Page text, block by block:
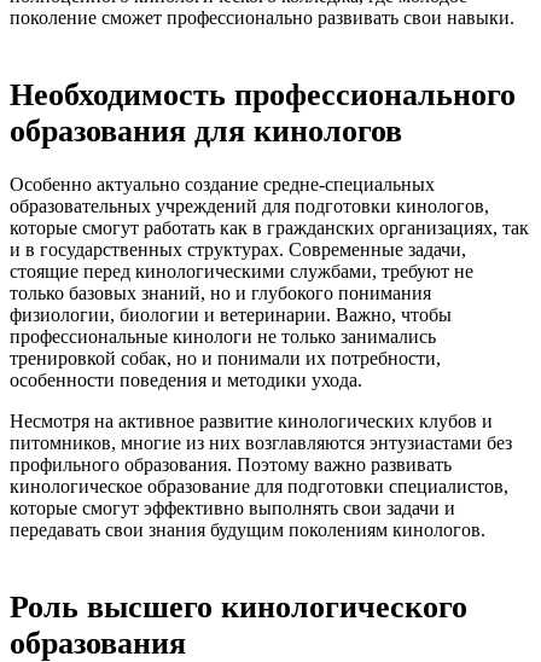
поколение сможет профессионально развивать свои навыки.
Необходимость профессионального
образования для кинологов
Особенно актуально создание средне-специальных
образовательных учреждений для подготовки кинологов,
которые смогут работать как в гражданских организациях, так
и в государственных структурах. Современные задачи,
стоящие перед кинологическими службами, требуют не
только базовых знаний, но и глубокого понимания
физиологии, биологии и ветеринарии. Важно, чтобы
профессиональные кинологи не только занимались
тренировкой собак, но и понимали их потребности,
особенности поведения и методики ухода.
Несмотря на активное развитие кинологических клубов и
питомников, многие из них возглавляются энтузиастами без
профильного образования. Поэтому важно развивать
кинологическое образование для подготовки специалистов,
которые смогут эффективно выполнять свои задачи и
передавать свои знания будущим поколениям кинологов.
Роль высшего кинологического
образования